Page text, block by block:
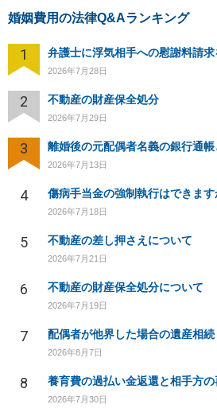
婚姻費用の法律Q&Aランキング
1 弁護士に浮気相手への慰謝料請
2026年7月28日
2 不動産の財産保全処分
2026年7月29日
3
2026年7月13日
4 傷病手当金の強制執行はできます
2026年7月18日
5 不動産の差し押さえについて
2026年7月21日
6 不動産の財産保全処分について
2026年7月19日
7 配偶者が他界した場合の遺産相続
2026年8月7日
8 養育費の過払い金返還と相手方
2026年7月30日